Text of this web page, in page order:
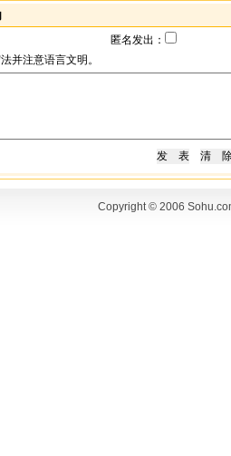
匿名发出：
并注意语言文明。
Copyright © 2006